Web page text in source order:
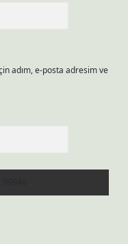
adım, e-posta adresim ve